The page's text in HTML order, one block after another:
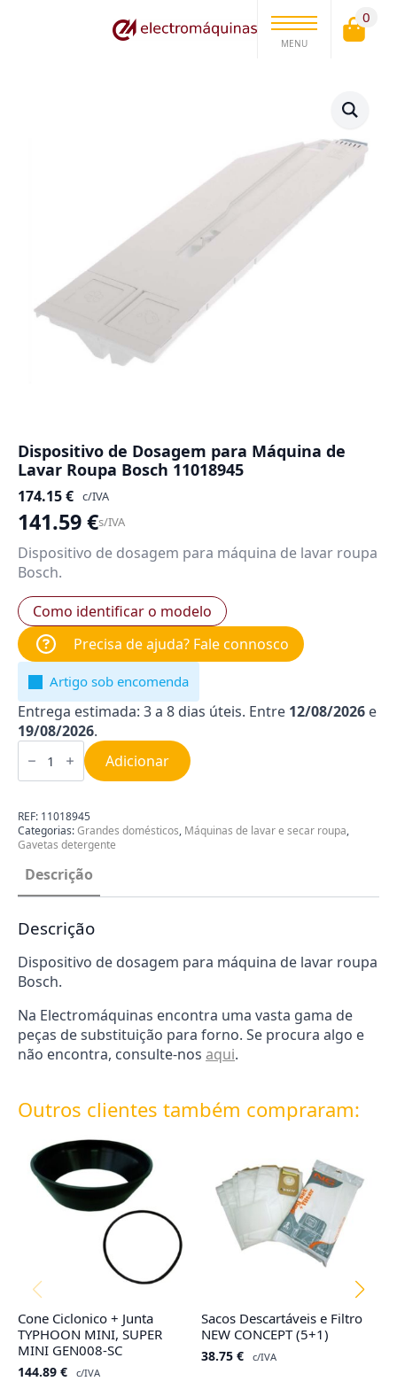
MENU
0
Dispositivo de Dosagem para Máquina de
Lavar Roupa Bosch 11018945
174.15€ c/IVA
141.59€s/IVA
Dispositivo de dosagem para máquina de lavar roupa
Bosch.
Como identificar o modelo
Precisa de ajuda? Fale connosco
Artigo sob encomenda
Entrega estimada: 3 a 8 dias úteis. Entre 12/08/2026 e
19/08/2026.
Quantidade
de
de
para
Máquina
de
Lavar
Roupa
Bosch
11018945
Adicionar
REF: 11018945
Categorias:Grandes domésticos, Máquinas de lavar e secar roupa,
Gavetas detergente
Descrição
Descrição
Dispositivo de dosagem para máquina de lavar roupa
Bosch.
Na Electromáquinas encontra uma vasta gama de
peças de substituição para forno. Se procura algo e
não encontra, consulte-nos aqui.
Outros clientes também compraram:
Cone Ciclonico + Junta
TYPHOON MINI, SUPER
MINI GEN008-SC
144.89 € c/IVA
Sacos Descartáveis e Filtro
NEW CONCEPT (5+1)
38.75 € c/IVA